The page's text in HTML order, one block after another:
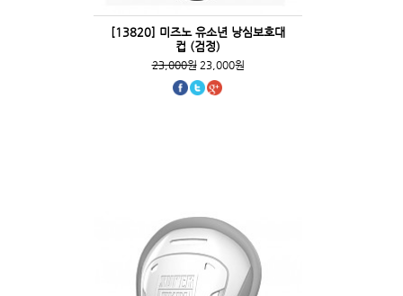
[13820] 미즈노 유소년 낭심보호대
컵 (검정)
23,000원23,000원